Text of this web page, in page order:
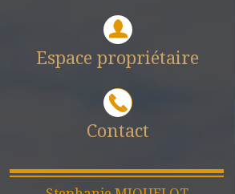
Espace propriétaire
Contact